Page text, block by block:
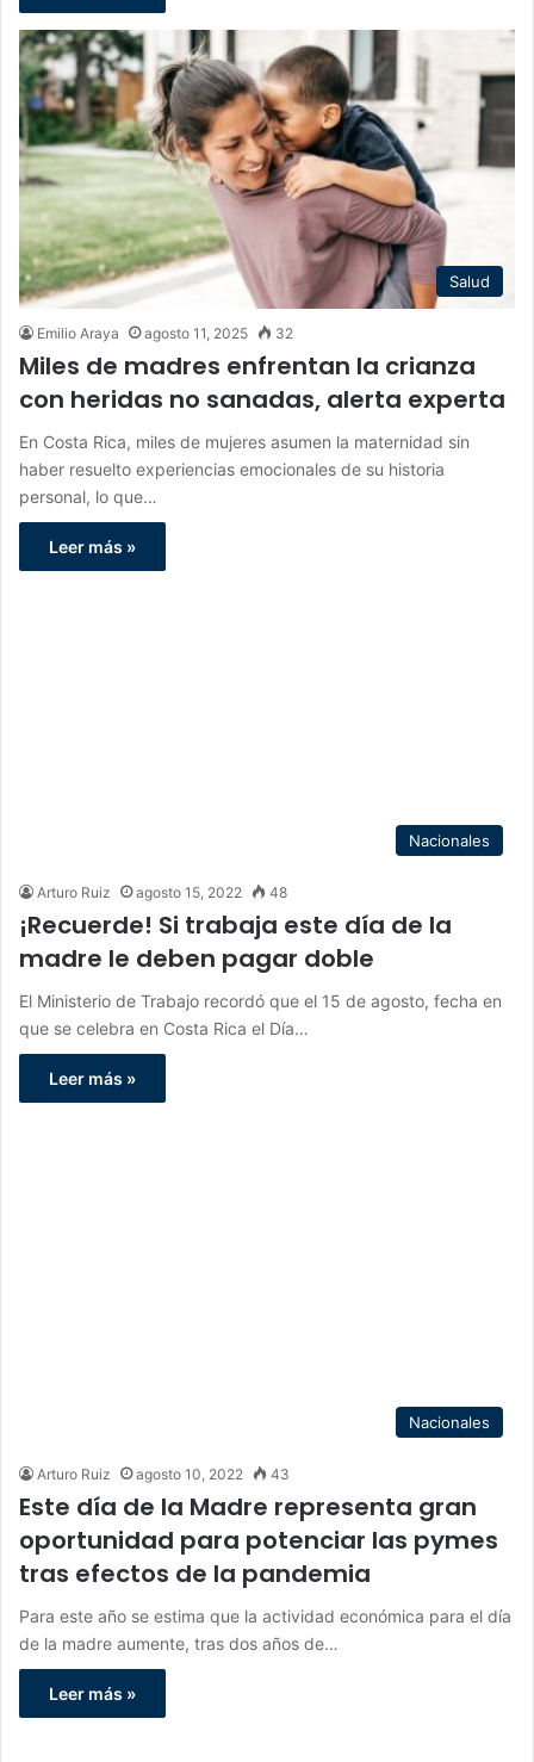
Salud
Emilio Araya agosto 11, 2025 32
Miles de madres enfrentan la crianza
con heridas no sanadas, alerta experta
En Costa Rica, miles de mujeres asumen la maternidad sin
haber resuelto experiencias emocionales de su historia
personal, lo que…
Leer más »
Nacionales
Arturo Ruiz agosto 15, 2022 48
¡Recuerde! Si trabaja este día de la
madre le deben pagar doble
El Ministerio de Trabajo recordó que el 15 de agosto, fecha en
que se celebra en Costa Rica el Día…
Leer más »
Nacionales
Arturo Ruiz agosto 10, 2022 43
Este día de la Madre representa gran
oportunidad para potenciar las pymes
tras efectos de la pandemia
Para este año se estima que la actividad económica para el día
de la madre aumente, tras dos años de…
Leer más »